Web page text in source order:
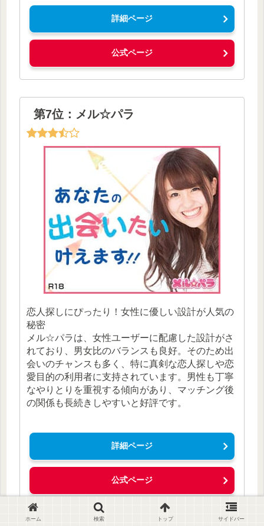
詳細ページ
公式ページ
第7位：メル☆パラ
恋人探しにぴったり！女性に優しい設計が人気の
秘密
メル☆パラは、女性ユーザーに配慮した設計がさ
れており、男女比のバランスも良好。そのため出
会いのチャンスも多く、特に真剣な恋人探しや恋
愛目的の利用者に支持されています。男性も丁寧
なやりとりを重視する傾向があり、マッチング後
の関係も長続きしやすいと好評です。
詳細ページ
公式ページ
ホーム 検索 トップ サイドバー